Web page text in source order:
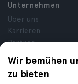
Wir bemühen
zu bieten
Unternehmen
Über uns
Karrieren
Partner
Datenschutz
Allgemeine